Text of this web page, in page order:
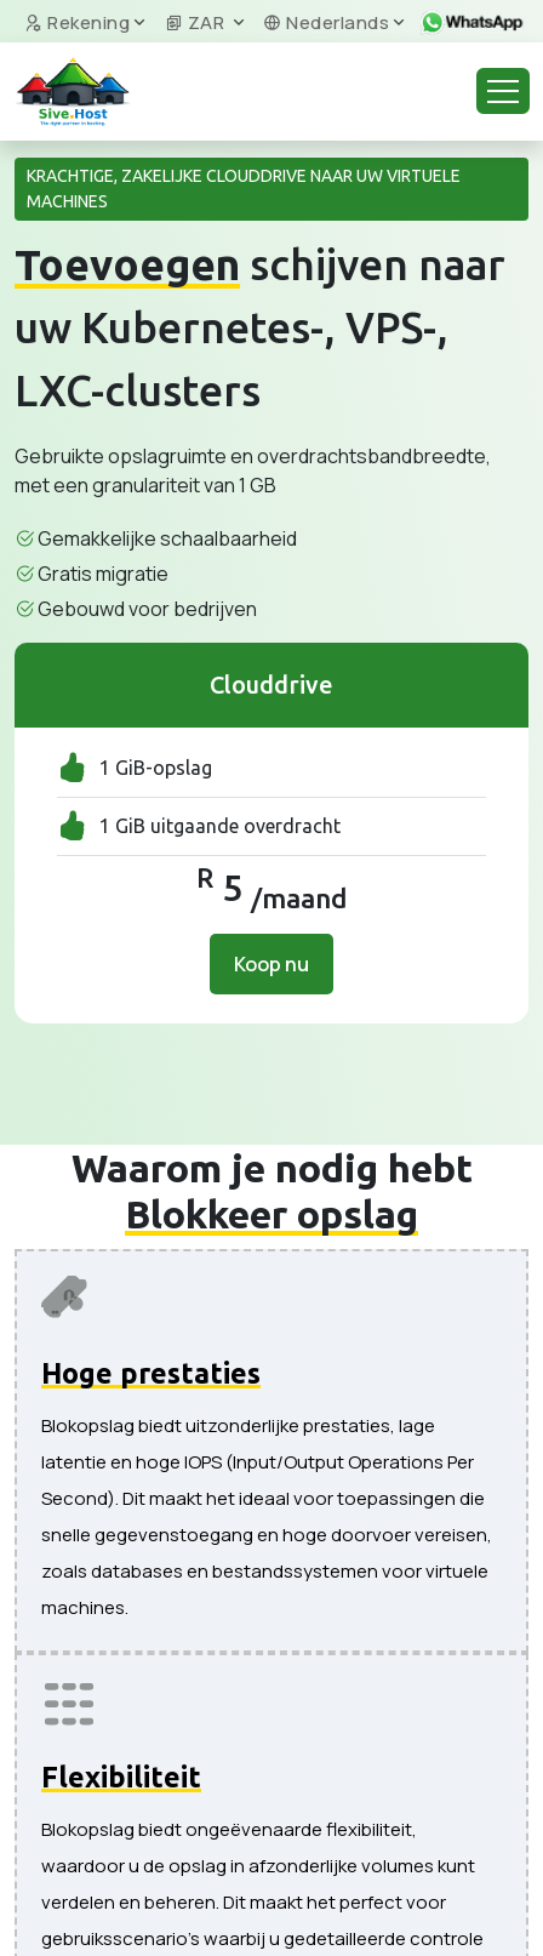
Rekening ZAR Nederlands
KRACHTIGE, ZAKELIJKE CLOUDDRIVE NAAR UW VIRTUELE
MACHINES
Toevoegen schijven naar
uw Kubernetes-, VPS-,
LXC-clusters
Gebruikte opslagruimte en overdrachtsbandbreedte,
met een granulariteit van 1 GB
Gemakkelijke schaalbaarheid
Gratis migratie
Gebouwd voor bedrijven
Clouddrive
1 GiB-opslag
1 GiB uitgaande overdracht
R5 /maand
Koop nu
Waarom je nodig hebt
Blokkeer opslag
Hoge prestaties
Blokopslag biedt uitzonderlijke prestaties, lage
latentie en hoge IOPS (Input/Output Operations Per
Second). Dit maakt het ideaal voor toepassingen die
snelle gegevenstoegang en hoge doorvoer vereisen,
zoals databases en bestandssystemen voor virtuele
machines.
Flexibiliteit
Blokopslag biedt ongeëvenaarde flexibiliteit,
waardoor u de opslag in afzonderlijke volumes kunt
verdelen en beheren. Dit maakt het perfect voor
gebruiksscenario's waarbij u gedetailleerde controle